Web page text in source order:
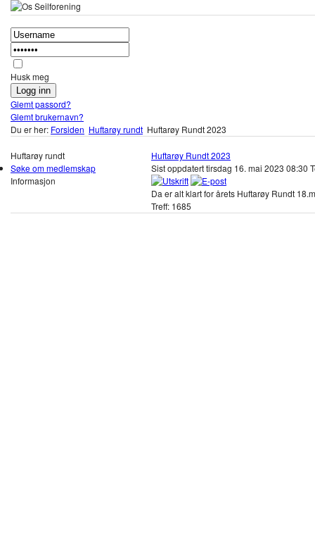
Husk meg
Glemt passord?
Glemt brukernavn?
Du er her: Forsiden Huftarøy rundt Huftarøy Rundt 2023
Huftarøy rundt
Søke om medlemskap
Informasjon
Huftarøy Rundt 2023
Sist oppdatert tirsdag 16. mai 2023 08:30
Da er alt klart for årets Huftarøy Rundt
Treff: 1685